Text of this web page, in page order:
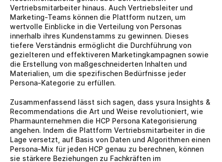
Vertriebsmitarbeiter hinaus. Auch Vertriebsleiter und
Marketing-Teams können die Plattform nutzen, um
wertvolle Einblicke in die Verteilung von Personas
innerhalb ihres Kundenstamms zu gewinnen. Dieses
tiefere Verständnis ermöglicht die Durchführung von
gezielteren und effektiveren Marketingkampagnen sowie
die Erstellung von maßgeschneiderten Inhalten und
Materialien, um die spezifischen Bedürfnisse jeder
Persona-Kategorie zu erfüllen.
Zusammenfassend lässt sich sagen, dass ysura Insights &
Recommendations die Art und Weise revolutioniert, wie
Pharmaunternehmen die HCP Persona Kategorisierung
angehen. Indem die Plattform Vertriebsmitarbeiter in die
Lage versetzt, auf Basis von Daten und Algorithmen einen
Persona-Mix für jeden HCP genau zu berechnen, können
sie stärkere Beziehungen zu Fachkräften im